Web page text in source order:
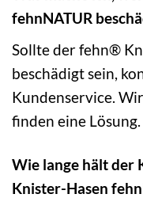
fehnNATUR
Sollte der fehn®
beschädigt sein,
Kundenservice.
finden eine Lösung.
Wie lange hält der
Knister-Hasen